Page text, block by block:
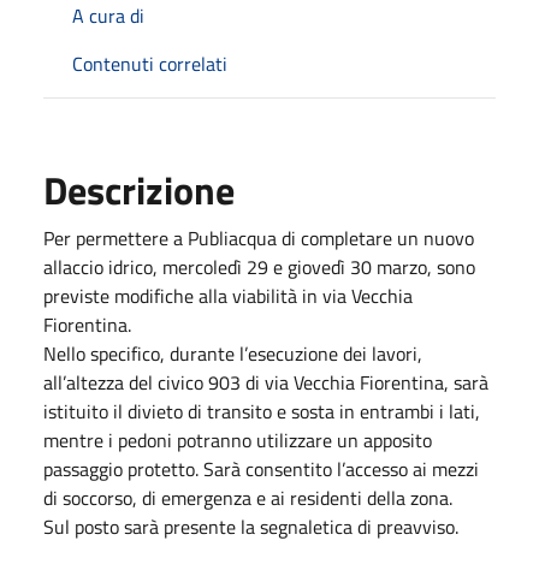
A cura di
Contenuti correlati
Descrizione
Per permettere a Publiacqua di completare un nuovo
allaccio idrico, mercoledì 29 e giovedì 30 marzo, sono
previste modifiche alla viabilità in via Vecchia
Fiorentina.
Nello specifico, durante l’esecuzione dei lavori,
all’altezza del civico 903 di via Vecchia Fiorentina, sarà
istituito il divieto di transito e sosta in entrambi i lati,
mentre i pedoni potranno utilizzare un apposito
passaggio protetto. Sarà consentito l’accesso ai mezzi
di soccorso, di emergenza e ai residenti della zona.
Sul posto sarà presente la segnaletica di preavviso.